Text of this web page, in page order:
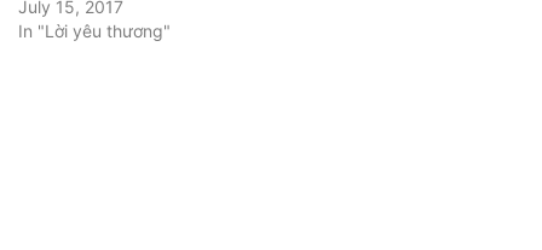
July 15, 2017
In "Lời yêu thương"